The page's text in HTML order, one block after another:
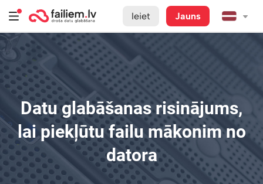
Ieiet Jauns
Datu glabāšanas risinājums,
lai piekļūtu failu mākonim no
datora